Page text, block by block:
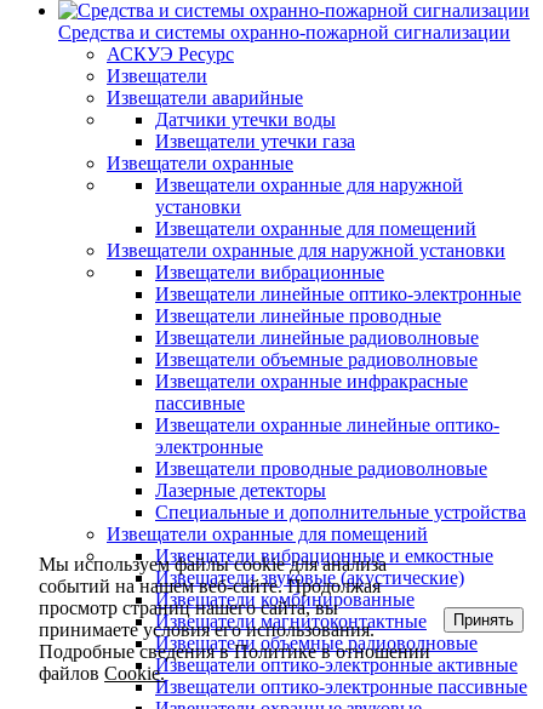
Средства и системы охранно-пожарной сигнализации
АСКУЭ Ресурс
Извещатели
Извещатели аварийные
Датчики утечки воды
Извещатели утечки газа
Извещатели охранные
Извещатели охранные для наружной
установки
Извещатели охранные для помещений
Извещатели охранные для наружной установки
Извещатели вибрационные
Извещатели линейные оптико-электронные
Извещатели линейные проводные
Извещатели линейные радиоволновые
Извещатели объемные радиоволновые
Извещатели охранные инфракрасные
пассивные
Извещатели охранные линейные оптико-
электронные
Извещатели проводные радиоволновые
Лазерные детекторы
Специальные и дополнительные устройства
Извещатели охранные для помещений
Извещатели вибрационные и емкостные
Извещатели звуковые (акустические)
Извещатели комбинированные
Извещатели магнитоконтактные
Извещатели объемные радиоволновые
Извещатели оптико-электронные активные
Извещатели оптико-электронные пассивные
Мы используем файлы cookie для анализа
событий на нашем веб-сайте. Продолжая
просмотр страниц нашего сайта, вы
принимаете условия его использования.
Подробные сведения в Политике в отношении
файловCookie.
Принять